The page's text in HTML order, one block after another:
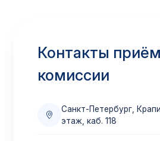
Приём по переводу
Подробнее →
Контакты
комиссии
Санкт-Петербург,
этаж, каб. 118